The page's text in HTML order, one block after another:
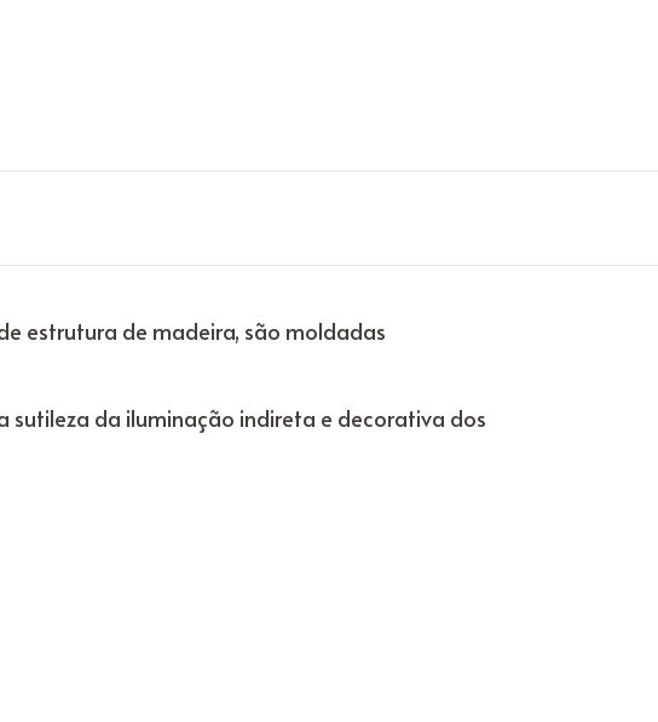
estrutura de madeira, são moldadas
da iluminação indireta e decorativa dos